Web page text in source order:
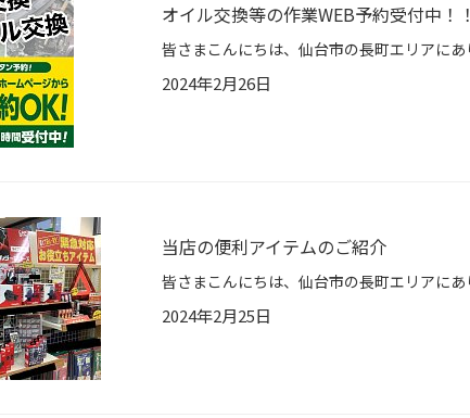
オイル交換等の作業WEB予約受付中！！
2024年2月26日
当店の便利アイテムのご紹介
2024年2月25日